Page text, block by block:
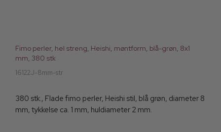
Fimo perler, hel streng, Heishi, møntform, blå-grøn, 8x1
mm, 380 stk
16122J-8mm-str
380 stk., Flade fimo perler, Heishi stil, blå grøn, diameter 8
mm, tykkelse ca. 1 mm, huldiameter 2 mm.